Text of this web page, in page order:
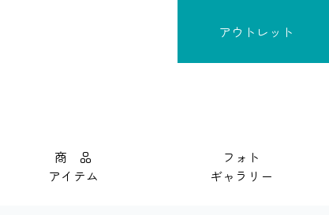
アウトレット
商 品
アイテム
フォト
ギャラリー